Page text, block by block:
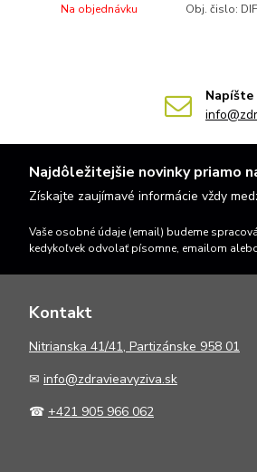
Na objednávku Obj. čislo:
Napíšte
Najdôležitejšie novinky priamo
Získajte zaujímavé informácie vždy
Vaše osobné údaje (email) budeme
kedykoľvek odvolať písomne, emailom
Kontakt
Nitrianska 41/41, Partizánske 958 01
✉ info@zdravieavyziva.sk
☎ +421 905 966 062